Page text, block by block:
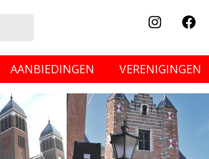
AANBIEDINGEN VERENIGINGEN